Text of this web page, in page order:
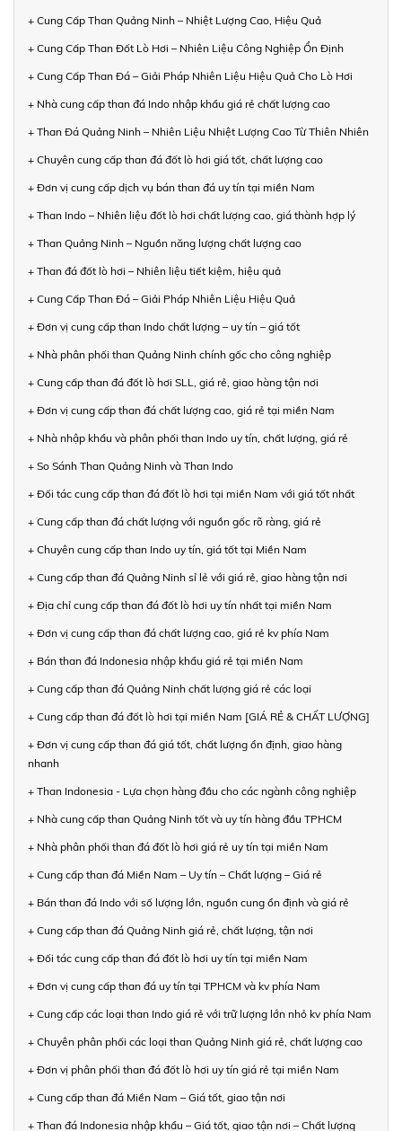
+ Cung Cấp Than Quảng Ninh – Nhiệt Lượng Cao, Hiệu Quả
+ Cung Cấp Than Đốt Lò Hơi – Nhiên Liệu Công Nghiệp Ổn Định
+ Cung Cấp Than Đá – Giải Pháp Nhiên Liệu Hiệu Quả Cho Lò Hơi
+ Nhà cung cấp than đá Indo nhập khẩu giá rẻ chất lượng cao
+ Than Đá Quảng Ninh – Nhiên Liệu Nhiệt Lượng Cao Từ Thiên Nhiên
+ Chuyên cung cấp than đá đốt lò hơi giá tốt, chất lượng cao
+ Đơn vị cung cấp dịch vụ bán than đá uy tín tại miền Nam
+ Than Indo – Nhiên liệu đốt lò hơi chất lượng cao, giá thành hợp lý
+ Than Quảng Ninh – Nguồn năng lượng chất lượng cao
+ Than đá đốt lò hơi – Nhiên liệu tiết kiệm, hiệu quả
+ Cung Cấp Than Đá – Giải Pháp Nhiên Liệu Hiệu Quả
+ Đơn vị cung cấp than Indo chất lượng – uy tín – giá tốt
+ Nhà phân phối than Quảng Ninh chính gốc cho công nghiệp
+ Cung cấp than đá đốt lò hơi SLL, giá rẻ, giao hàng tận nơi
+ Đơn vị cung cấp than đá chất lượng cao, giá rẻ tại miền Nam
+ Nhà nhập khẩu và phân phối than Indo uy tín, chất lượng, giá rẻ
+ So Sánh Than Quảng Ninh và Than Indo
+ Đối tác cung cấp than đá đốt lò hơi tại miền Nam với giá tốt nhất
+ Cung cấp than đá chất lượng với nguồn gốc rõ ràng, giá rẻ
+ Chuyên cung cấp than Indo uy tín, giá tốt tại Miền Nam
+ Cung cấp than đá Quảng Ninh sỉ lẻ với giá rẻ, giao hàng tận nơi
+ Địa chỉ cung cấp than đá đốt lò hơi uy tín nhất tại miền Nam
+ Đơn vị cung cấp than đá chất lượng cao, giá rẻ kv phía Nam
+ Bán than đá Indonesia nhập khẩu giá rẻ tại miền Nam
+ Cung cấp than đá Quảng Ninh chất lượng giá rẻ các loại
+ Cung cấp than đá đốt lò hơi tại miền Nam [GIÁ RẺ & CHẤT LƯỢNG]
+ Đơn vị cung cấp than đá giá tốt, chất lượng ổn định, giao hàng
nhanh
+ Than Indonesia - Lựa chọn hàng đầu cho các ngành công nghiệp
+ Nhà cung cấp than Quảng Ninh tốt và uy tín hàng đầu TPHCM
+ Nhà phân phối than đá đốt lò hơi giá rẻ uy tín tại miền Nam
+ Cung cấp than đá Miền Nam – Uy tín – Chất lượng – Giá rẻ
+ Bán than đá Indo với số lượng lớn, nguồn cung ổn định và giá rẻ
+ Cung cấp than đá Quảng Ninh giá rẻ, chất lượng, tận nơi
+ Đối tác cung cấp than đá đốt lò hơi uy tín tại miền Nam
+ Đơn vị cung cấp than đá uy tín tại TPHCM và kv phía Nam
+ Cung cấp các loại than Indo giá rẻ với trữ lượng lớn nhỏ kv phía Nam
+ Chuyên phân phối các loại than Quảng Ninh giá rẻ, chất lượng cao
+ Đơn vị phân phối than đá đốt lò hơi uy tín giá rẻ tại miền Nam
+ Cung cấp than đá Miền Nam – Giá tốt, giao tận nơi
+ Than đá Indonesia nhập khẩu – Giá tốt, giao tận nơi – Chất lượng